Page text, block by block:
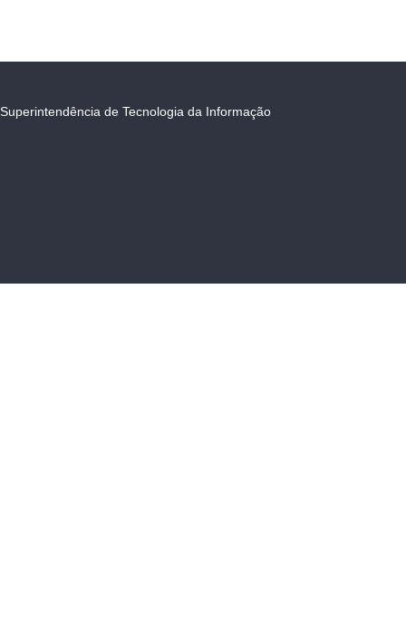
Superintendência de Tecnologia da Informação